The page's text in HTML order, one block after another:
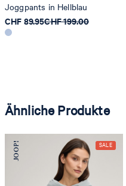
Joggpants in Hellblau
CHF 89.95CHF 199.00
Ähnliche Produkte